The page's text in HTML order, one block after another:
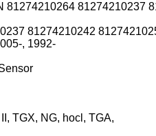
81274210264 81274210237
81274210242
, 1992-
TGX, NG, hocl, TGA,